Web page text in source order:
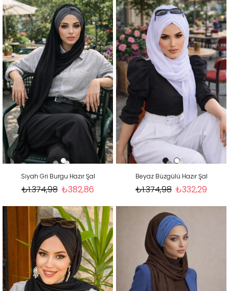
Siyah Gri Burgu Hazır Şal
₺382,86
₺1.374,98
Beyaz Büzgülü Hazır Şal
₺332,29
₺1.374,98